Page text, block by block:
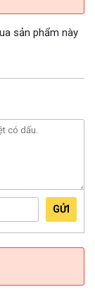
sản phẩm này
GỬI